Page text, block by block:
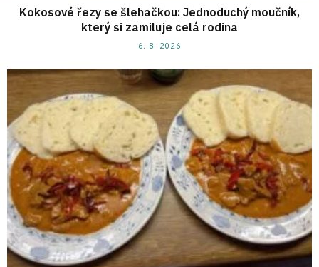
Kokosové řezy se šlehačkou: Jednoduchý moučník,
který si zamiluje celá rodina
6. 8. 2026